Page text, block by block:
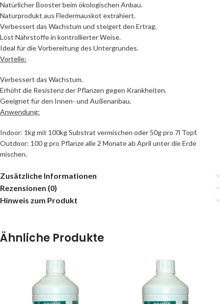
Natürlicher Booster beim ökologischen Anbau.
Naturprodukt aus Fledermauskot extrahiert.
Verbessert das Wachstum und steigert den Ertrag.
Löst Nährstoffe in kontrollierter Weise.
Ideal für die Vorbereitung des Untergrundes.
Vorteile:
Verbessert das Wachstum.
Erhöht die Resistenz der Pflanzen gegen Krankheiten.
Geeignet für den Innen- und Außenanbau.
Anwendung:
Indoor: 1kg mit 100kg Substrat vermischen oder 50g pro 7l Topf.
Outdoor: 100 g pro Pflanze alle 2 Monate ab April unter die Erde
mischen.
Zusätzliche Informationen
Rezensionen (0)
Hinweis zum Produkt
Ähnliche Produkte